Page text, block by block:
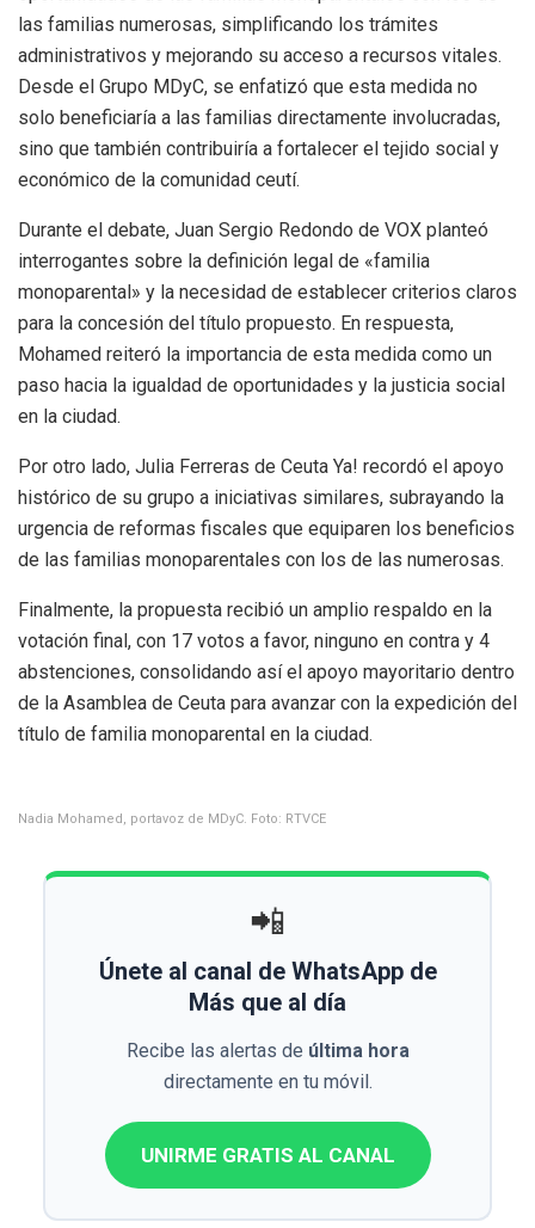
las familias numerosas, simplificando los trámites
administrativos y mejorando su acceso a recursos vitales.
Desde el Grupo MDyC, se enfatizó que esta medida no
solo beneficiaría a las familias directamente involucradas,
sino que también contribuiría a fortalecer el tejido social y
económico de la comunidad ceutí.
Durante el debate, Juan Sergio Redondo de VOX planteó
interrogantes sobre la definición legal de «familia
monoparental» y la necesidad de establecer criterios claros
para la concesión del título propuesto. En respuesta,
Mohamed reiteró la importancia de esta medida como un
paso hacia la igualdad de oportunidades y la justicia social
en la ciudad.
Por otro lado, Julia Ferreras de Ceuta Ya! recordó el apoyo
histórico de su grupo a iniciativas similares, subrayando la
urgencia de reformas fiscales que equiparen los beneficios
de las familias monoparentales con los de las numerosas.
Finalmente, la propuesta recibió un amplio respaldo en la
votación final, con 17 votos a favor, ninguno en contra y 4
abstenciones, consolidando así el apoyo mayoritario dentro
de la Asamblea de Ceuta para avanzar con la expedición del
título de familia monoparental en la ciudad.
Nadia Mohamed, portavoz de MDyC. Foto: RTVCE
📲
Únete al canal de WhatsApp de
Más que al día
Recibe las alertas de última hora
directamente en tu móvil.
UNIRME GRATIS AL CANAL